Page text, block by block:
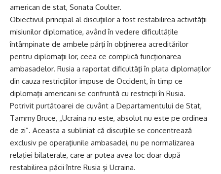
american de stat, Sonata Coulter.
Obiectivul principal al discuţiilor a fost restabilirea activităţii
misiunilor diplomatice, având în vedere dificultăţile
întâmpinate de ambele părţi în obţinerea acreditărilor
pentru diplomaţii lor, ceea ce complică funcţionarea
ambasadelor. Rusia a raportat dificultăţi în plata diplomaţilor
din cauza restricţiilor impuse de Occident, în timp ce
diplomaţii americani se confruntă cu restricţii în Rusia.
Potrivit purtătoarei de cuvânt a Departamentului de Stat,
Tammy Bruce, „Ucraina nu este, absolut nu este pe ordinea
de zi”. Aceasta a subliniat că discuţiile se concentrează
exclusiv pe operaţiunile ambasadei, nu pe normalizarea
relaţiei bilaterale, care ar putea avea loc doar după
restabilirea păcii între Rusia şi Ucraina.